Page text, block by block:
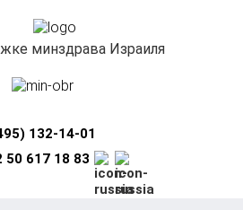
минздрава Израиля
132-14-01
50 617 18 83